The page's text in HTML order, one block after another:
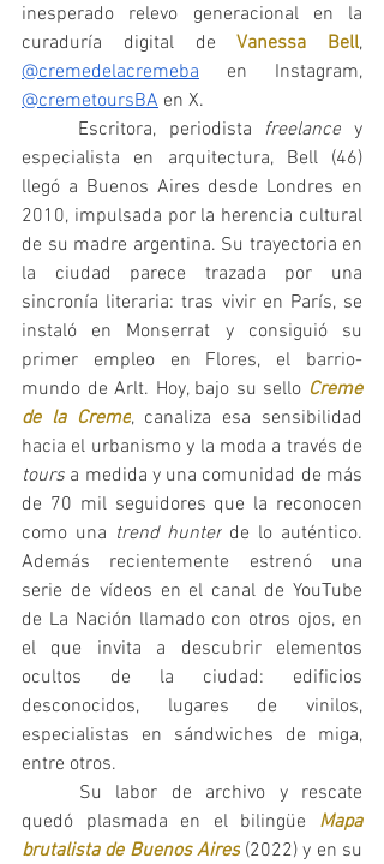
inesperado relevo generacional en la
curaduría digital de Vanessa Bell
@cremedelacremeba
@cremetoursBA en X.
	Escritora, periodista
freelance y
especialista en arquitectura, Bell (46)
llegó a Buenos Aires desde Londres en
2010, impulsada por la herencia cultural
de su madre argentina. Su trayectoria en
la ciudad parece trazada por una
sincronía literaria: tras vivir en París, se
instaló en Monserrat y consiguió su
primer empleo en Flores, el barrio-
mundo de Arlt. Hoy, bajo su sello Creme
de la Creme, canaliza esa sensibilidad
hacia el urbanismo y la moda a través de
tours a medida y una comunidad de más
de 70 mil seguidores que la reconocen
como una trend hunter de lo auténtico.
Además recientemente estrenó una
serie de vídeos en el canal de YouTube
de La Nación llamado con otros ojos, en
el que invita a descubrir elementos
ocultos de la ciudad: edificios
desconocidos, lugares de vinilos,
especialistas en sándwiches de miga,
entre otros.
quedó plasmada en el bilingüe Mapa
brutalista de Buenos Aires (2022) y en su